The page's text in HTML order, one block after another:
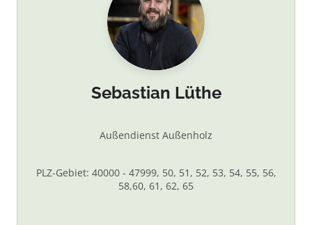
Sebastian Lüthe
Außendienst Außenholz
PLZ-Gebiet: 40000 - 47999, 50, 51, 52, 53, 54, 55, 56,
58,60, 61, 62, 65